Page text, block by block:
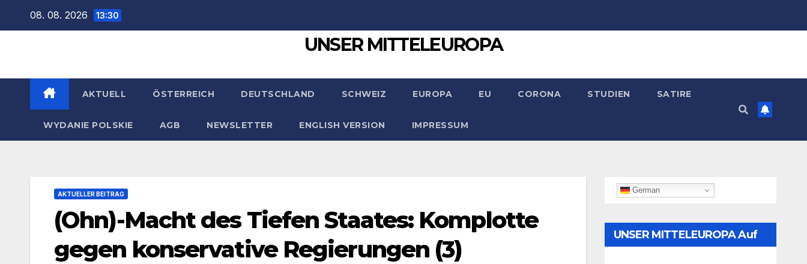
08. 08. 2026 13:30
UNSER MITTELEUROPA
AKTUELL ÖSTERREICH DEUTSCHLAND SCHWEIZ EUROPA EU CORONA STUDIEN SATIRE
WYDANIE POLSKIE AGB NEWSLETTER ENGLISH VERSION IMPRESSUM
AKTUELLER BEITRAG
(Ohn)-Macht des Tiefen Staates: Komplotte
gegen konservative Regierungen (3)
German
UNSER MITTELEUROPA Auf